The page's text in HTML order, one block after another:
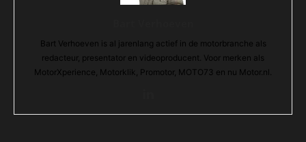
Bart Verhoeven is al jarenlang actief in de motorbranche als
redacteur, presentator en videoproducent. Voor merken als
MotorXperience, Motorklik, Promotor, MOTO73 en nu Motor.nl.